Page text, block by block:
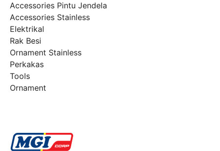
Accessories Pintu Jendela
Accessories Stainless
Elektrikal
Rak Besi
Ornament Stainless
Perkakas
Tools
Ornament